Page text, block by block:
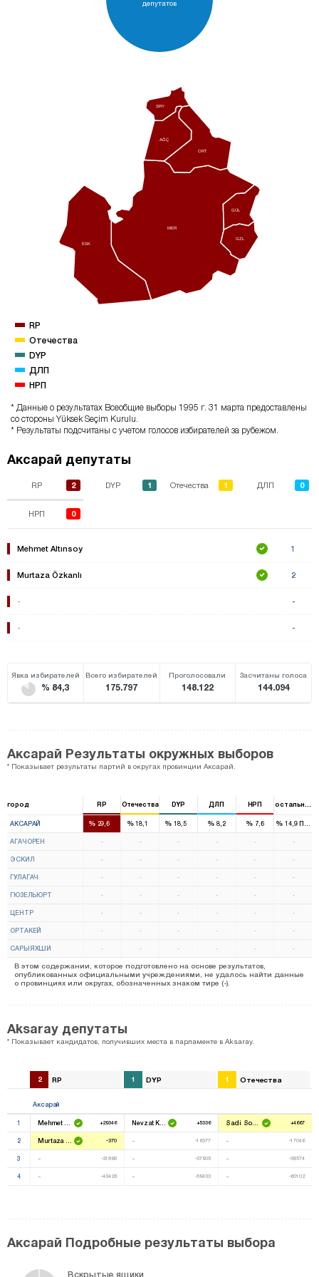
депутатов
MER
ORT
AĞÇ
GZL
SRY
ESK
GÜL
RP
Отечества
DYP
ДЛП
НРП
* Данные о результатах Всеобщие выборы 1995 г. 31 марта предоставлены
со стороны Yüksek Seçim Kurulu.
* Результаты подсчитаны с учетом голосов избирателей за рубежом.
Аксарай депутаты
RP 2 DYP 1 Отечества 1 ДЛП 0
НРП 0
Mehmet Altınsoy 1
Murtaza Özkanlı 2
- -
- -
Явка избирателей
% 84,3
Всего избирателей
175.797
Проголосовали
148.122
Засчитаны голоса
144.094
Аксарай Результаты окружных выборов
* Показывает результаты партий в округах провинции Аксарай.
город RP Отечества DYP ДЛП НРП остальные
АКСАРАЙ %29,6
2
%18,1
1
% 18,5
1
% 8,2 % 7,6 %14,9ПНД
АГАЧОРЕН - - - - - -
ЭСКИЛ - - - - - -
ГУЛАГАЧ - - - - - -
ГЮЗЕЛЬЮРТ - - - - - -
ЦЕНТР - - - - - -
ОРТАКЕЙ - - - - - -
САРЫЯХШИ - - - - - -
В этом содержании, которое подготовлено на основе результатов,
опубликованных официальными учреждениями, не удалось найти данные
о провинциях или округах, обозначенных знаком тире (-).
Aksaray депутаты
* Показывает кандидатов, получивших места в парламенте в Aksaray.
2 RP 1 DYP 1 Отечества
Аксарай
1 +29346 +5336 +4667
2 -370 - -16377 - -17046
3 - -21898 - -37905 - -38574
4 - -43426 - -59433 - -60102
Аксарай Подробные результаты выбора
Вскрытые ящики